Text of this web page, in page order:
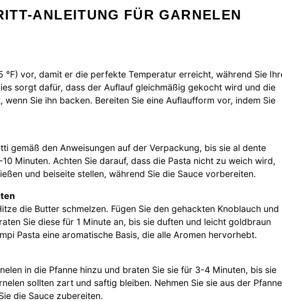
ANLEITUNG FÜR GARNELEN
°F) vor, damit er die perfekte Temperatur erreicht, während Sie
sorgt dafür, dass der Auflauf gleichmäßig gekocht wird und die
Sie ihn backen. Bereiten Sie eine Auflaufform vor, indem Sie
gemäß den Anweisungen auf der Verpackung, bis sie al dente
Minuten. Achten Sie darauf, dass die Pasta nicht zu weich wird,
und beiseite stellen, während Sie die Sauce vorbereiten.
die Butter schmelzen. Fügen Sie den gehackten Knoblauch und
Sie diese für 1 Minute an, bis sie duften und leicht goldbraun
Pasta eine aromatische Basis, die alle Aromen hervorhebt.
in die Pfanne hinzu und braten Sie sie für 3-4 Minuten, bis sie
sollten zart und saftig bleiben. Nehmen Sie sie aus der Pfanne
die Sauce zubereiten.